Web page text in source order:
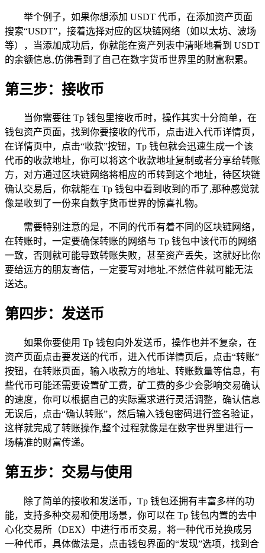
举个例子，如果你想添加 USDT 代币，在添加资产页面
搜索“USDT”，接着选择对应的区块链网络（如以太坊、波场
等），当添加成功后，你就能在资产列表中清晰地看到 USDT
的余额信息,仿佛看到了自己在数字货币世界里的财富积累。
第三步：接收币
当你需要往 Tp 钱包里接收币时，操作其实十分简单，在
钱包资产页面，找到你要接收的代币，点击进入代币详情页，
在详情页中，点击“收款”按钮，Tp 钱包就会迅速生成一个该
代币的收款地址，你可以将这个收款地址复制或者分享给转账
方，对方通过区块链网络将相应的币转到这个地址，待区块链
确认交易后，你就能在 Tp 钱包中看到收到的币了,那种感觉就
像是收到了一份来自数字货币世界的惊喜礼物。
需要特别注意的是，不同的代币有着不同的区块链网络，
在转账时，一定要确保转账的网络与 Tp 钱包中该代币的网络
一致，否则就可能导致转账失败，甚至资产丢失，这就好比你
要给远方的朋友寄信，一定要写对地址,不然信件就可能无法
送达。
第四步：发送币
如果你要使用 Tp 钱包向外发送币，操作也并不复杂，在
资产页面点击要发送的代币，进入代币详情页后，点击“转账”
按钮，在转账页面，输入收款方的地址、转账数量等信息，有
些代币可能还需要设置矿工费，矿工费的多少会影响交易确认
的速度，你可以根据自己的实际需求进行灵活调整，确认信息
无误后，点击“确认转账”，然后输入钱包密码进行签名验证，
这样就完成了转账操作,整个过程就像是在数字世界里进行一
场精准的财富传递。
第五步：交易与使用
除了简单的接收和发送币，Tp 钱包还拥有丰富多样的功
能，支持多种交易和使用场景，你可以在 Tp 钱包内置的去中
心化交易所（DEX）中进行币币交易，将一种代币兑换成另
一种代币，具体做法是，点击钱包界面的“发现”选项，找到合